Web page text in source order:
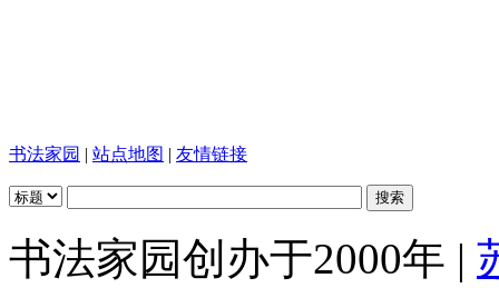
书法家园 | 站点地图 | 友情链接
书法家园创办于2000年 |